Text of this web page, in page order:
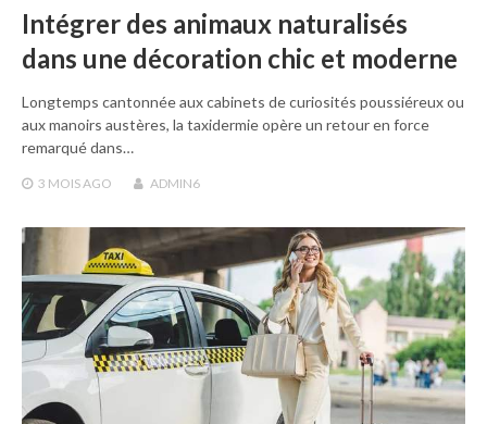
Intégrer des animaux naturalisés
dans une décoration chic et moderne
Longtemps cantonnée aux cabinets de curiosités poussiéreux ou
aux manoirs austères, la taxidermie opère un retour en force
remarqué dans…
3 MOISAGO ADMIN6